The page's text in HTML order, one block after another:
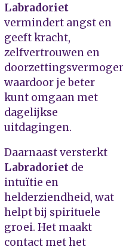
Labradoriet
vermindert angst en
geeft kracht,
zelfvertrouwen en
waardoor je beter
kunt omgaan met
dagelijkse
uitdagingen.
Daarnaast versterkt
Labradoriet de
intuïtie en
helderziendheid, wat
helpt bij spirituele
groei. Het maakt
contact met het